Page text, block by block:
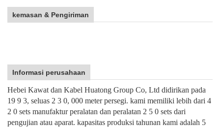
kemasan & Pengiriman
Informasi perusahaan
Hebei Kawat dan Kabel Huatong Group Co, Ltd didirikan pada
19 9 3, seluas 2 3 0, 000 meter persegi. kami memiliki lebih dari 4
2 0 sets manufaktur peralatan dan peralatan 2 5 0 sets dari
pengujian atau aparat. kapasitas produksi tahunan kami adalah 5